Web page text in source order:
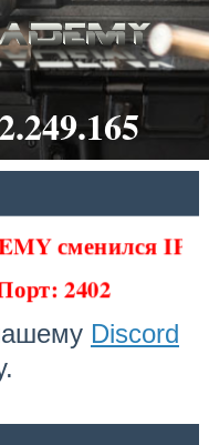
сменился IP
2402
Discord